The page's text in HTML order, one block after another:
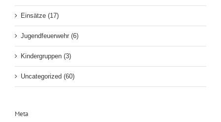
Einsätze (17)
Jugendfeuerwehr (6)
Kindergruppen (3)
Uncategorized (60)
Meta